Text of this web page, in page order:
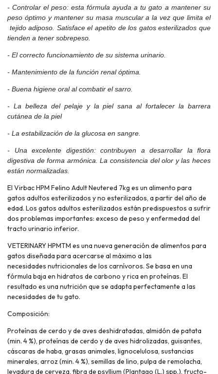
- Controlar el peso: esta fórmula ayuda a tu gato a mantener su
peso óptimo y mantener su masa muscular a la vez que limita el
tejido adiposo. Satisface el apetito de los gatos esterilizados que
tienden a tener sobrepeso.
- El correcto funcionamiento de su sistema urinario.
- Mantenimiento de la función renal óptima.
- Buena higiene oral al combatir el sarro.
- La belleza del pelaje y la piel sana al fortalecer la barrera
cutánea de la piel
- La estabilización de la glucosa en sangre.
- Una excelente digestión: contribuyen a desarrollar la flora
digestiva de forma armónica. La consistencia del olor y las heces
están normalizadas.
El Virbac HPM Felino Adult Neutered 7kg es un alimento para
gatos adultos esterilizados y no esterilizados, a partir del año de
edad. Los gatos adultos esterilizados están predispuestos a sufrir
dos problemas importantes: exceso de peso y enfermedad del
tracto urinario inferior.
VETERINARY HPMTM es una nueva generación de alimentos para
gatos diseñada para acercarse al máximo a las
necesidades nutricionales de los carnívoros. Se basa en una
fórmula baja en hidratos de carbono y rica en proteínas. El
resultado es una nutrición que se adapta perfectamente a las
necesidades de tu gato.
Composición:
Proteínas de cerdo y de aves deshidratadas, almidón de patata
(min. 4 %), proteínas de cerdo y de aves hidrolizadas, guisantes,
cáscaras de haba, grasas animales, lignocelulosa, sustancias
minerales, arroz (min. 4 %), semillas de lino, pulpa de remolacha,
levadura de cerveza, fibra de psyllium (Plantago (L.) spp.), fructo-